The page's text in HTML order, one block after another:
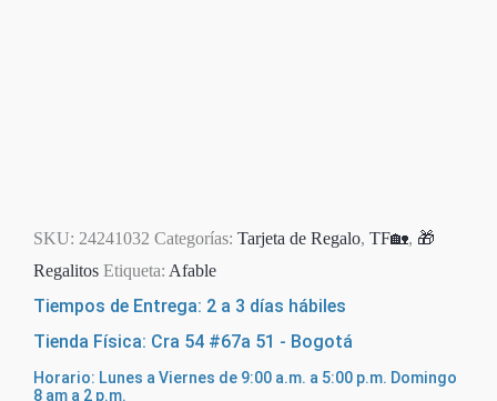
SKU: 24241032 Categorías: Tarjeta de Regalo, TF🏡, 🎁
Regalitos Etiqueta: Afable
Tiempos de Entrega: 2 a 3 días hábiles
Tienda Física: Cra 54 #67a 51 - Bogotá
Horario: Lunes a Viernes de 9:00 a.m. a 5:00 p.m. Domingo
8 am a 2 p.m.